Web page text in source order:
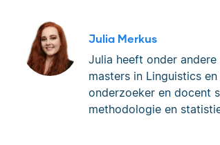
Julia Merkus
Julia heeft onder
masters in Linguistics
onderzoeker en docent
methodologie en